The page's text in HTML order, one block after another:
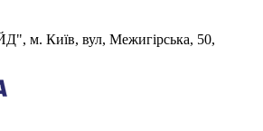
м. Київ, вул, Межигірська, 50,